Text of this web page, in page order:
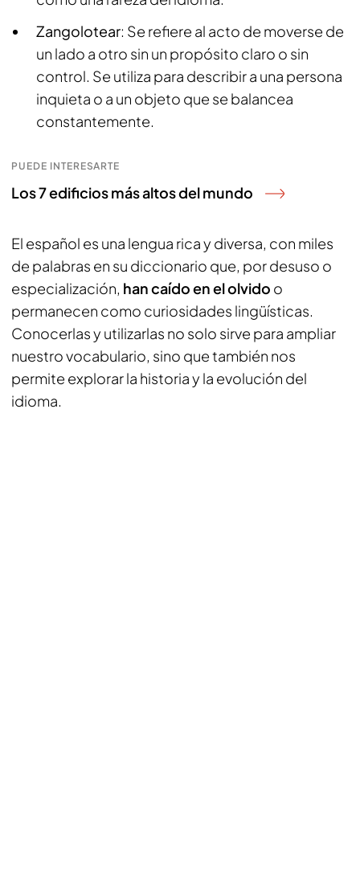
Zangolotear: Se refiere al acto de moverse de
un lado a otro sin un propósito claro o sin
control. Se utiliza para describir a una persona
inquieta o a un objeto que se balancea
constantemente.
PUEDE INTERESARTE
Los 7 edificios más altos del mundo
El español es una lengua rica y diversa, con miles
de palabras en su diccionario que, por desuso o
especialización, han caído en el olvido o
permanecen como curiosidades lingüísticas.
Conocerlas y utilizarlas no solo sirve para ampliar
nuestro vocabulario, sino que también nos
permite explorar la historia y la evolución del
idioma.